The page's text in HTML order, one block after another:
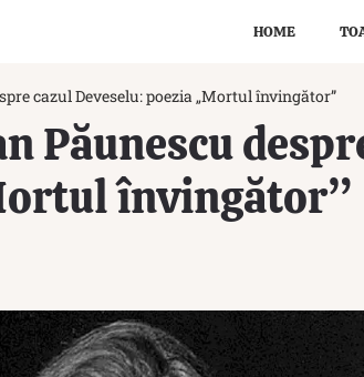
HOME
cazul Deveselu: poezia „Mortul învingător”
Păunescu
învingător”